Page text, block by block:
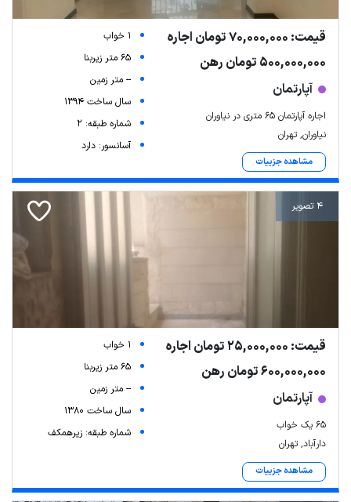
قیمت: 70,000,000 تومان اجاره
500,000,000 تومان رهن
آپارتمان
اجاره آپارتمان ۶۵ متری در نیاوران
نیاوران, تهران
مشاهده جزییات
1 خواب
65 متر زیربنا
-- متر زمین
سال ساخت 1394
شماره طبقه: 2
آسانسور: دارد
4 تصویر
قیمت: 25,000,000 تومان اجاره
600,000,000 تومان رهن
آپارتمان
65 یک خواب
دارآباد, تهران
مشاهده جزییات
1 خواب
65 متر زیربنا
-- متر زمین
سال ساخت 1380
شماره طبقه: زیرهمکف